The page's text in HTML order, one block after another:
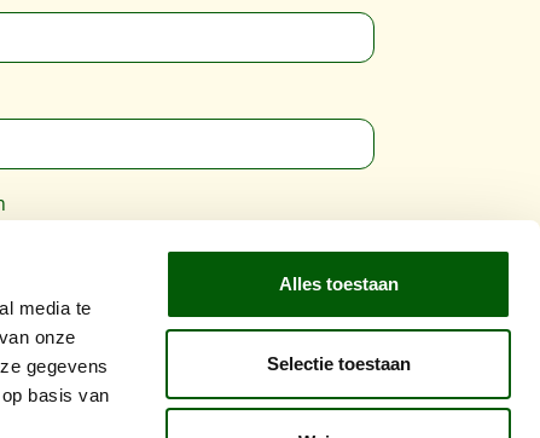
media te
onze
gegevens
basis van
Alles toestaan
Selectie toestaan
beschermd door reCAPTCHA en de
Gebruiksvoorwaardenzijn
Inschrijven